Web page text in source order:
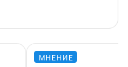
МНЕНИЕ